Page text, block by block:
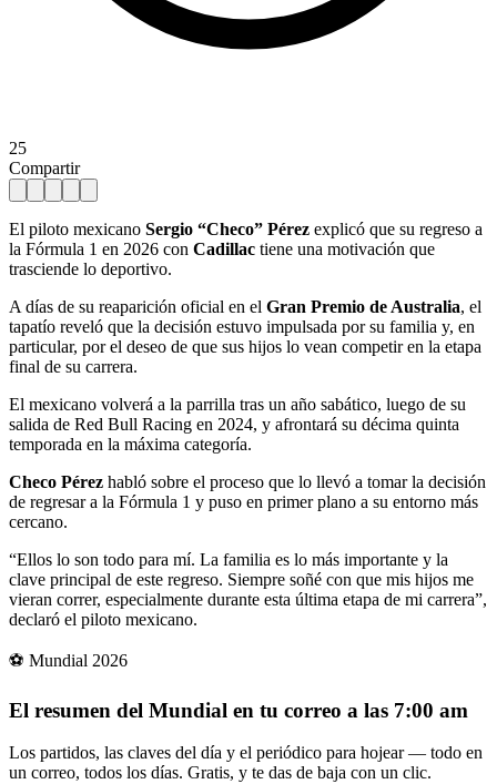
25
Compartir
El piloto mexicano Sergio “Checo” Pérez explicó que su regreso a
la Fórmula 1 en 2026 con Cadillac tiene una motivación que
trasciende lo deportivo.
A días de su reaparición oficial en el Gran Premio de Australia, el
tapatío reveló que la decisión estuvo impulsada por su familia y, en
particular, por el deseo de que sus hijos lo vean competir en la etapa
final de su carrera.
El mexicano volverá a la parrilla tras un año sabático, luego de su
salida de Red Bull Racing en 2024, y afrontará su décima quinta
temporada en la máxima categoría.
Checo Pérez habló sobre el proceso que lo llevó a tomar la decisión
de regresar a la Fórmula 1 y puso en primer plano a su entorno más
cercano.
“Ellos lo son todo para mí. La familia es lo más importante y la
clave principal de este regreso. Siempre soñé con que mis hijos me
vieran correr, especialmente durante esta última etapa de mi carrera”,
declaró el piloto mexicano.
⚽ Mundial 2026
El resumen del Mundial en tu correo a las 7:00 am
Los partidos, las claves del día y el periódico para hojear — todo en
un correo, todos los días. Gratis, y te das de baja con un clic.